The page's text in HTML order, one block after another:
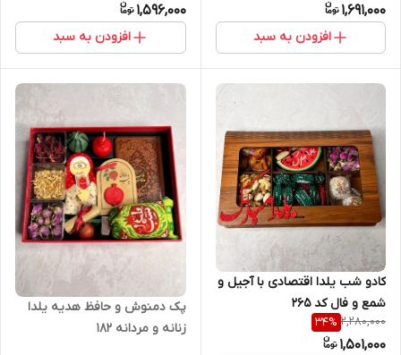
1,691,000
افزودن به سبد
1,596,000
افزودن به سبد
کادو شب یلدا اقتصادی با آجیل و
شمع و فال کد ۲۶۵
2,280,000
34%
1,501,000
پک دمنوش و حافظ هدیه یلدا
زنانه و مردانه ۱۸۲